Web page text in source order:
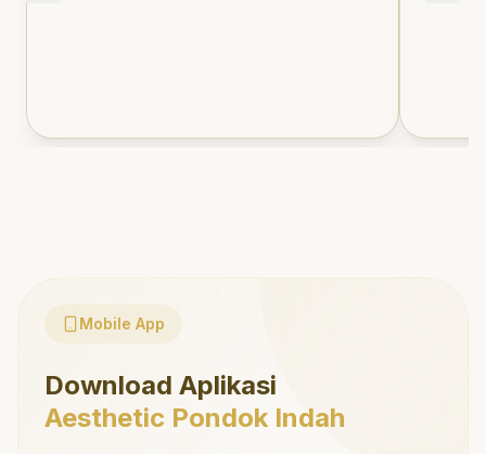
Mobile App
Download Aplikasi
Aesthetic Pondok Indah